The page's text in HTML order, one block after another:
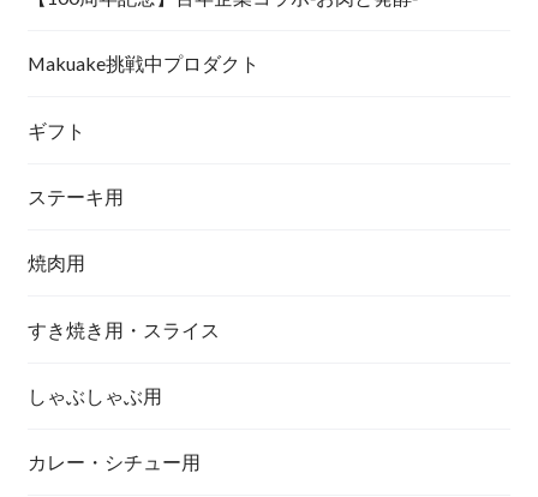
Makuake挑戦中プロダクト
ギフト
ステーキ用
焼肉用
すき焼き用・スライス
しゃぶしゃぶ用
カレー・シチュー用